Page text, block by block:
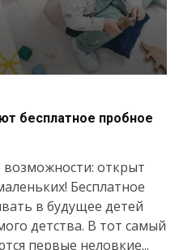
бесплатное пробное
открыт
Бесплатное
в будущее детей
детства. В тот самый
первые неловкие...